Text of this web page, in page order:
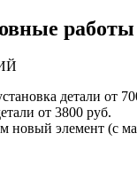
работы
детали от
от 3800 руб.
новый элемент (с